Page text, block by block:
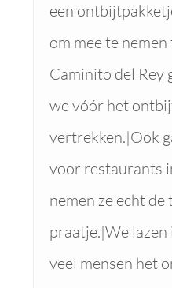
een
om mee te
Caminito del Rey
we vóór het
vertrekken.|Ook
voor restaurants
nemen ze echt
praatje.|We lazen
veel mensen het